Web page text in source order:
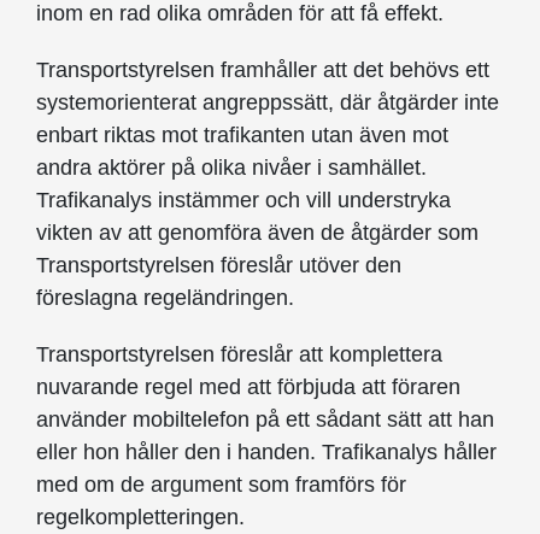
inom en rad olika områden för att få effekt.
Transportstyrelsen framhåller att det behövs ett
systemorienterat angreppssätt, där åtgärder inte
enbart riktas mot trafikanten utan även mot
andra aktörer på olika nivåer i samhället.
Trafikanalys instämmer och vill understryka
vikten av att genomföra även de åtgärder som
Transportstyrelsen föreslår utöver den
föreslagna regeländringen.
Transportstyrelsen föreslår att komplettera
nuvarande regel med att förbjuda att föraren
använder mobiltelefon på ett sådant sätt att han
eller hon håller den i handen. Trafikanalys håller
med om de argument som framförs för
regelkompletteringen.